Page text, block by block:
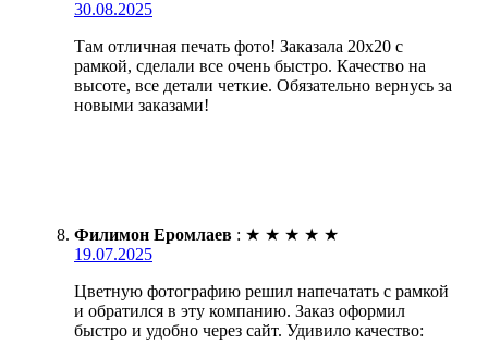
30.08.2025
Там отличная печать фото! Заказала 20х20 с
рамкой, сделали все очень быстро. Качество на
высоте, все детали четкие. Обязательно вернусь за
новыми заказами!
Филимон Еромлаев : ★ ★ ★ ★ ★
19.07.2025
Цветную фотографию решил напечатать с рамкой
и обратился в эту компанию. Заказ оформил
быстро и удобно через сайт. Удивило качество: